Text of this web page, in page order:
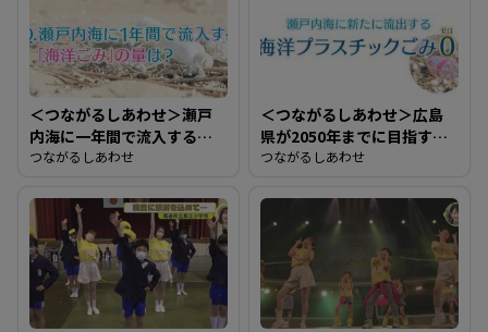
＜つながるしあわせ＞瀬戸
内海に一年間で流入する
「海洋ごみ」の量は？
つながるしあわせ
＜つながるしあわせ＞広島
県が2050年までに目指す目
標は？
つながるしあわせ